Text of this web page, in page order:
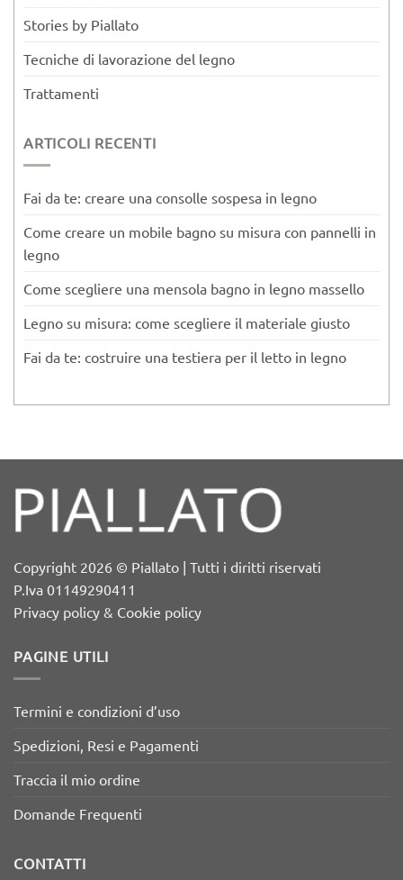
Stories by Piallato
Tecniche di lavorazione del legno
Trattamenti
ARTICOLI RECENTI
Fai da te: creare una consolle sospesa in legno
Come creare un mobile bagno su misura con pannelli in
legno
Come scegliere una mensola bagno in legno massello
Legno su misura: come scegliere il materiale giusto
Fai da te: costruire una testiera per il letto in legno
Copyright 2026 © Piallato | Tutti i diritti riservati
P.Iva 01149290411
Privacy policy & Cookie policy
PAGINE UTILI
Termini e condizioni d’uso
Spedizioni, Resi e Pagamenti
Traccia il mio ordine
Domande Frequenti
CONTATTI